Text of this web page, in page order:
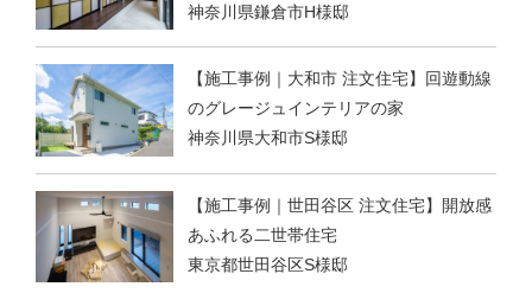
神奈川県鎌倉市H様邸
【施工事例｜大和市 注文住宅】回遊動線
のグレージュインテリアの家
神奈川県大和市S様邸
【施工事例｜世田谷区 注文住宅】開放感
あふれる二世帯住宅
東京都世田谷区S様邸